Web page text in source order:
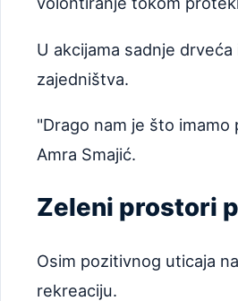
U akcijama sadnje
zajedništva.
"Drago nam je što
Amra Smajić.
Zeleni prostori
Osim pozitivnog uticaja
rekreaciju.